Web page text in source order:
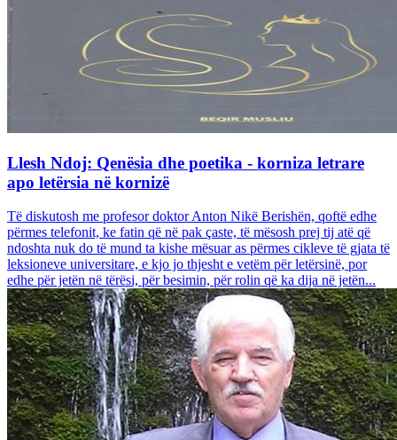
Llesh Ndoj: Qenësia dhe poetika - korniza letrare
apo letërsia në kornizë
Të diskutosh me profesor doktor Anton Nikë Berishën, qoftë edhe
përmes telefonit, ke fatin që në pak çaste, të mësosh prej tij atë që
ndoshta nuk do të mund ta kishe mësuar as përmes cikleve të gjata të
leksioneve universitare, e kjo jo thjesht e vetëm për letërsinë, por
edhe për jetën në tërësi, për besimin, për rolin që ka dija në jetën...